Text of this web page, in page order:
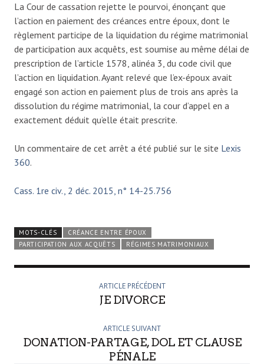
La Cour de cassation rejette le pourvoi, énonçant que
l’action en paiement des créances entre époux, dont le
règlement participe de la liquidation du régime matrimonial
de participation aux acquêts, est soumise au même délai de
prescription de l’article 1578, alinéa 3, du code civil que
l’action en liquidation. Ayant relevé que l’ex-époux avait
engagé son action en paiement plus de trois ans après la
dissolution du régime matrimonial, la cour d’appel en a
exactement déduit qu’elle était prescrite.
Un commentaire de cet arrêt a été publié sur le site Lexis
360.
Cass. 1re civ., 2 déc. 2015, n° 14-25.756
MOTS-CLÉS
CRÉANCE ENTRE ÉPOUX
PARTICIPATION AUX ACQUÊTS
RÉGIMES MATRIMONIAUX
ARTICLE PRÉCÉDENT
JE DIVORCE
ARTICLE SUIVANT
DONATION-PARTAGE, DOL ET CLAUSE
PÉNALE